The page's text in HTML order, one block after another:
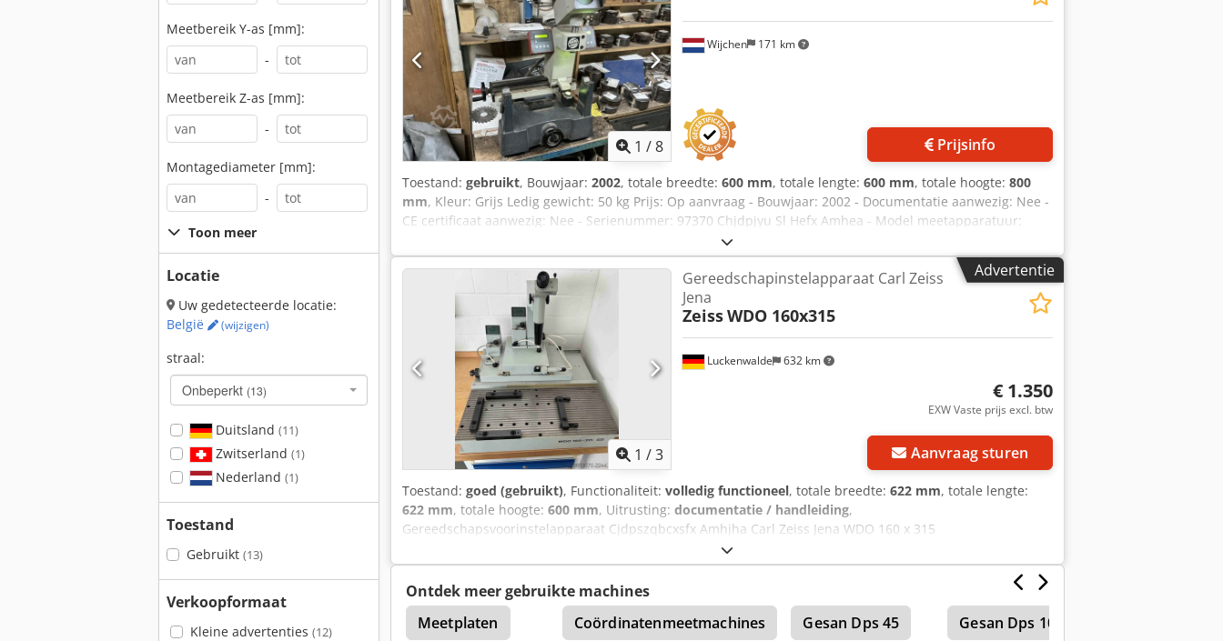
Meetbereik Y-as [mm]:
-
Meetbereik Z-as [mm]:
-
Montagediameter [mm]:
-
Toon meer
Locatie
Uw gedetecteerde locatie:
België
(wijzigen)
straal:
Onbeperkt (13)
Duitsland (11)
Zwitserland (1)
Nederland (1)
Toestand
Gebruikt (13)
Verkoopformaat
Kleine advertenties (12)
1 /8
Wijchen 171 km
Prijsinfo
Toestand: gebruikt, Bouwjaar: 2002, totale breedte: 600 mm, totale lengte: 600 mm, totale hoogte: 800
mm, Kleur: Grijs Ledig gewicht: 50 kg Prijs: Op aanvraag - Bouwjaar: 2002 - Documentatie aanwezig: Nee -
CE certificaat aanwezig: Nee - Serienummer: 97370 Chjdpjyu Sl Hefx Amhea - Model meetapparatuur:
Gereedschap-voorinsteller - Opties: Digitale uitlezing - Transportafmetingen: 600mm x 600mm x 800mm (l
x b x h) - Transportgewicht [kg]: 50kg - Transportcolli [st.]: 1 Financiële informatie BTW: De getoonde prijs
is exclusief BTW BTW/marge: BTW verrekenbaar voor ondernemers Levering en inruil altijd mogelijk van
alles in de industriële sectoren Lukas van Rossum
Advertentie
1 /3
Luckenwalde 632 km
Gereedschapinstelapparaat Carl Zeiss
Jena
ZeissWDO 160x315
€ 1.350
EXW Vaste prijs excl. btw
Aanvraag sturen
Toestand: goed (gebruikt), Functionaliteit: volledig functioneel, totale breedte: 622 mm, totale lengte:
622 mm, totale hoogte: 600 mm, Uitrusting: documentatie / handleiding,
Gereedschapsvoorinstelapparaat Cjdpszqbcxsfx Amhjha Carl Zeiss Jena WDO 160 x 315
Coördinatenmeetmachine met een horizontaal meetvlak Microscoop met 30-voudige vergroting
Afmetingen: 622 x 622 x 600 mm
Ontdek meer gebruikte machines
Meetplaten
Coördinatenmeetmachines Gesan Dps 45 Gesan Dps 100